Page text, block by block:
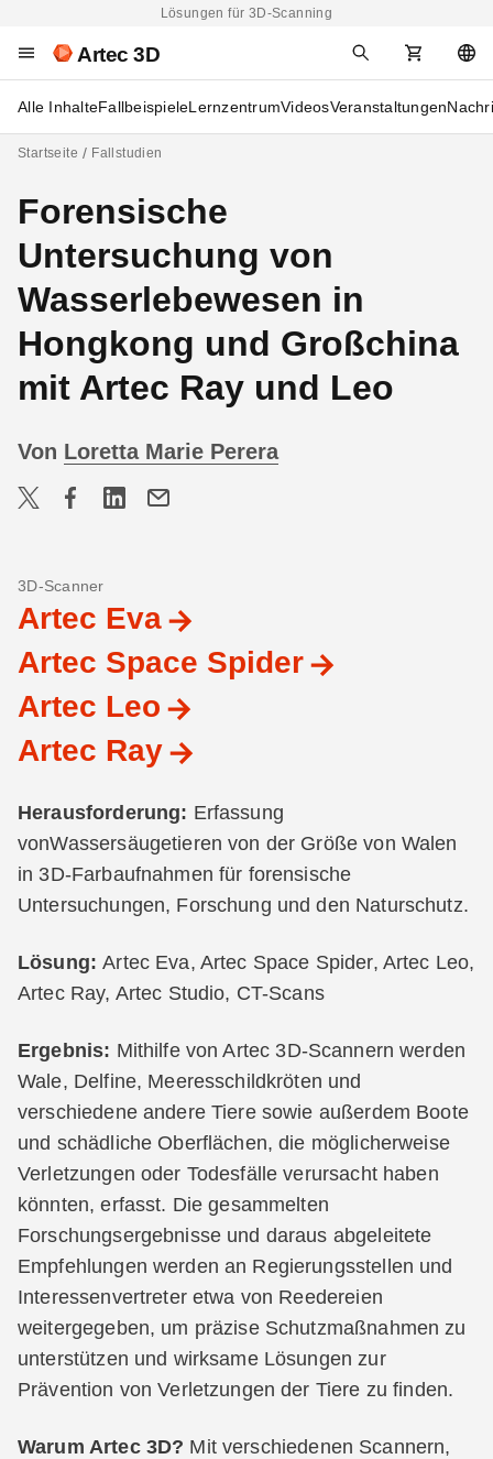
Lösungen für 3D-Scanning
Artec 3D
Alle InhalteFallbeispieleLernzentrumVideosVeranstaltungen
Startseite Fallstudien
Forensische
Untersuchung von
Wasserlebewesen in
Hongkong und Großchina
mit Artec Ray und Leo
Von Loretta Marie Perera
3D-Scanner
Artec Eva
Artec Space Spider
Artec Leo
Artec Ray
Herausforderung: Erfassung
vonWassersäugetieren von der Größe von Walen
in 3D-Farbaufnahmen für forensische
Untersuchungen, Forschung und den Naturschutz.
Lösung: Artec Eva, Artec Space Spider, Artec Leo,
Artec Ray, Artec Studio, CT-Scans
Ergebnis: Mithilfe von Artec 3D-Scannern werden
Wale, Delfine, Meeresschildkröten und
verschiedene andere Tiere sowie außerdem Boote
und schädliche Oberflächen, die möglicherweise
Verletzungen oder Todesfälle verursacht haben
könnten, erfasst. Die gesammelten
Forschungsergebnisse und daraus abgeleitete
Empfehlungen werden an Regierungsstellen und
Interessenvertreter etwa von Reedereien
weitergegeben, um präzise Schutzmaßnahmen zu
unterstützen und wirksame Lösungen zur
Prävention von Verletzungen der Tiere zu finden.
Warum Artec 3D? Mit verschiedenen Scannern,